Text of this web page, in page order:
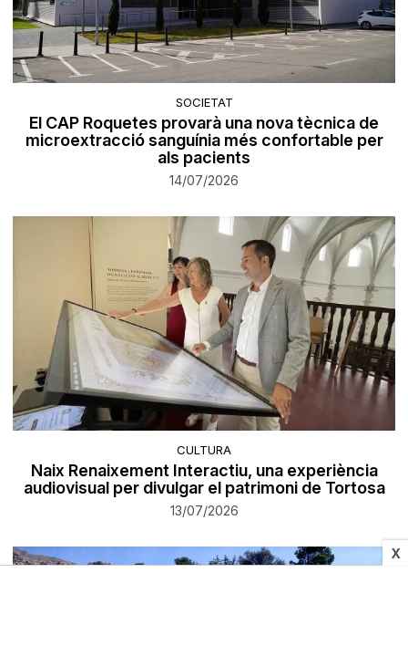
X
SOCIETAT
El CAP Roquetes provarà una nova tècnica de
microextracció sanguínia més confortable per
als pacients
14/07/2026
CULTURA
Naix Renaixement Interactiu, una experiència
audiovisual per divulgar el patrimoni de Tortosa
13/07/2026